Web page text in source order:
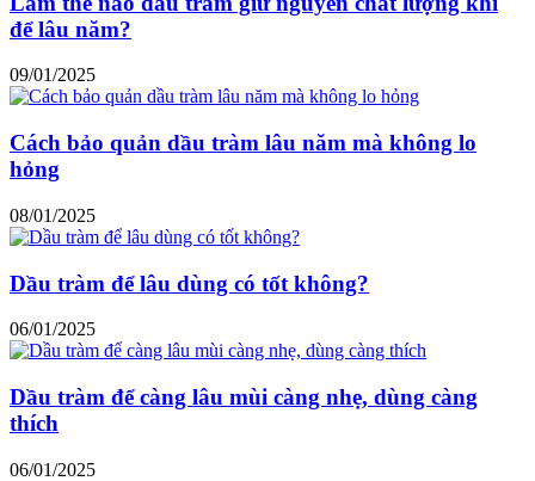
để lâu năm?
09/01/2025
Cách bảo quản dầu tràm lâu năm mà không lo
hỏng
08/01/2025
Dầu tràm để lâu dùng có tốt không?
06/01/2025
Dầu tràm để càng lâu mùi càng nhẹ, dùng càng
thích
06/01/2025